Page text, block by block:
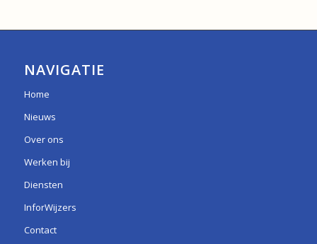
NAVIGATIE
Home
Nieuws
Over ons
Werken bij
Diensten
InforWijzers
Contact